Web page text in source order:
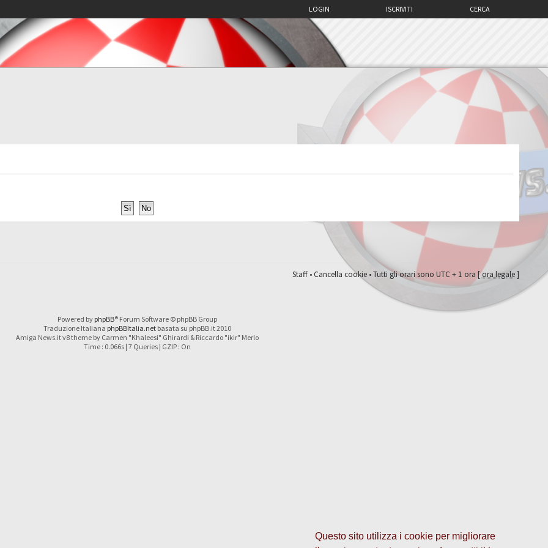
Questo sito utilizza i cookie per migliorare
CERCA
ISCRIVITI
LOGIN
Staff•Cancella cookie• Tutti gli orari sono UTC + 1 ora [ora legale]
Powered by phpBB® Forum Software © phpBB Group
Traduzione Italiana phpBBItalia.netbasata su phpBB.it 2010
Amiga News.it v8 theme by Carmen "Khaleesi" Ghirardi & Riccardo "ikir" Merlo
Time : 0.066s | 7 Queries | GZIP : On